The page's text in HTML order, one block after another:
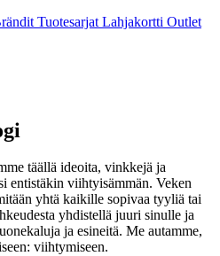
Tuotesarjat Lahjakortti Outlet
täällä ideoita, vinkkejä ja
entistäkin viihtyisämmän. Veken
yhtä kaikille sopivaa tyyliä tai
yhdistellä juuri sinulle ja
ja esineitä. Me autamme,
viihtymiseen.